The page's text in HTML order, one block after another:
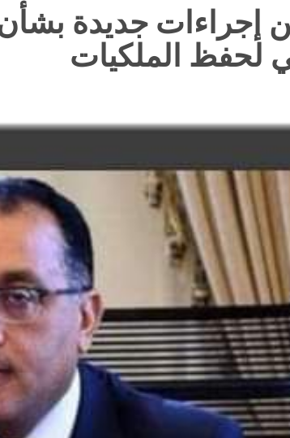
إجراءات جديدة
لحفظ الملكيات